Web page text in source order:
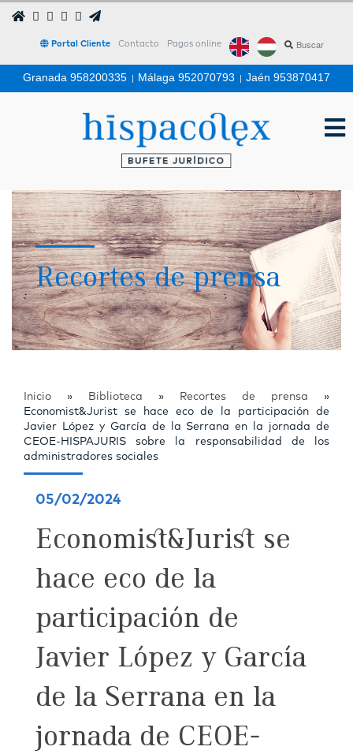
Portal Cliente Contacto Pagos online
Granada 958200335 | Málaga 952070793 | Jaén 953870417
Recortes de prensa
Inicio » Biblioteca » Recortes de prensa »
Economist&Jurist se hace eco de la participación de
Javier López y García de la Serrana en la jornada de
CEOE-HISPAJURIS sobre la responsabilidad de los
administradores sociales
05/02/2024
Economist&Jurist se
hace eco de la
participación de
Javier López y García
de la Serrana en la
jornada de CEOE-